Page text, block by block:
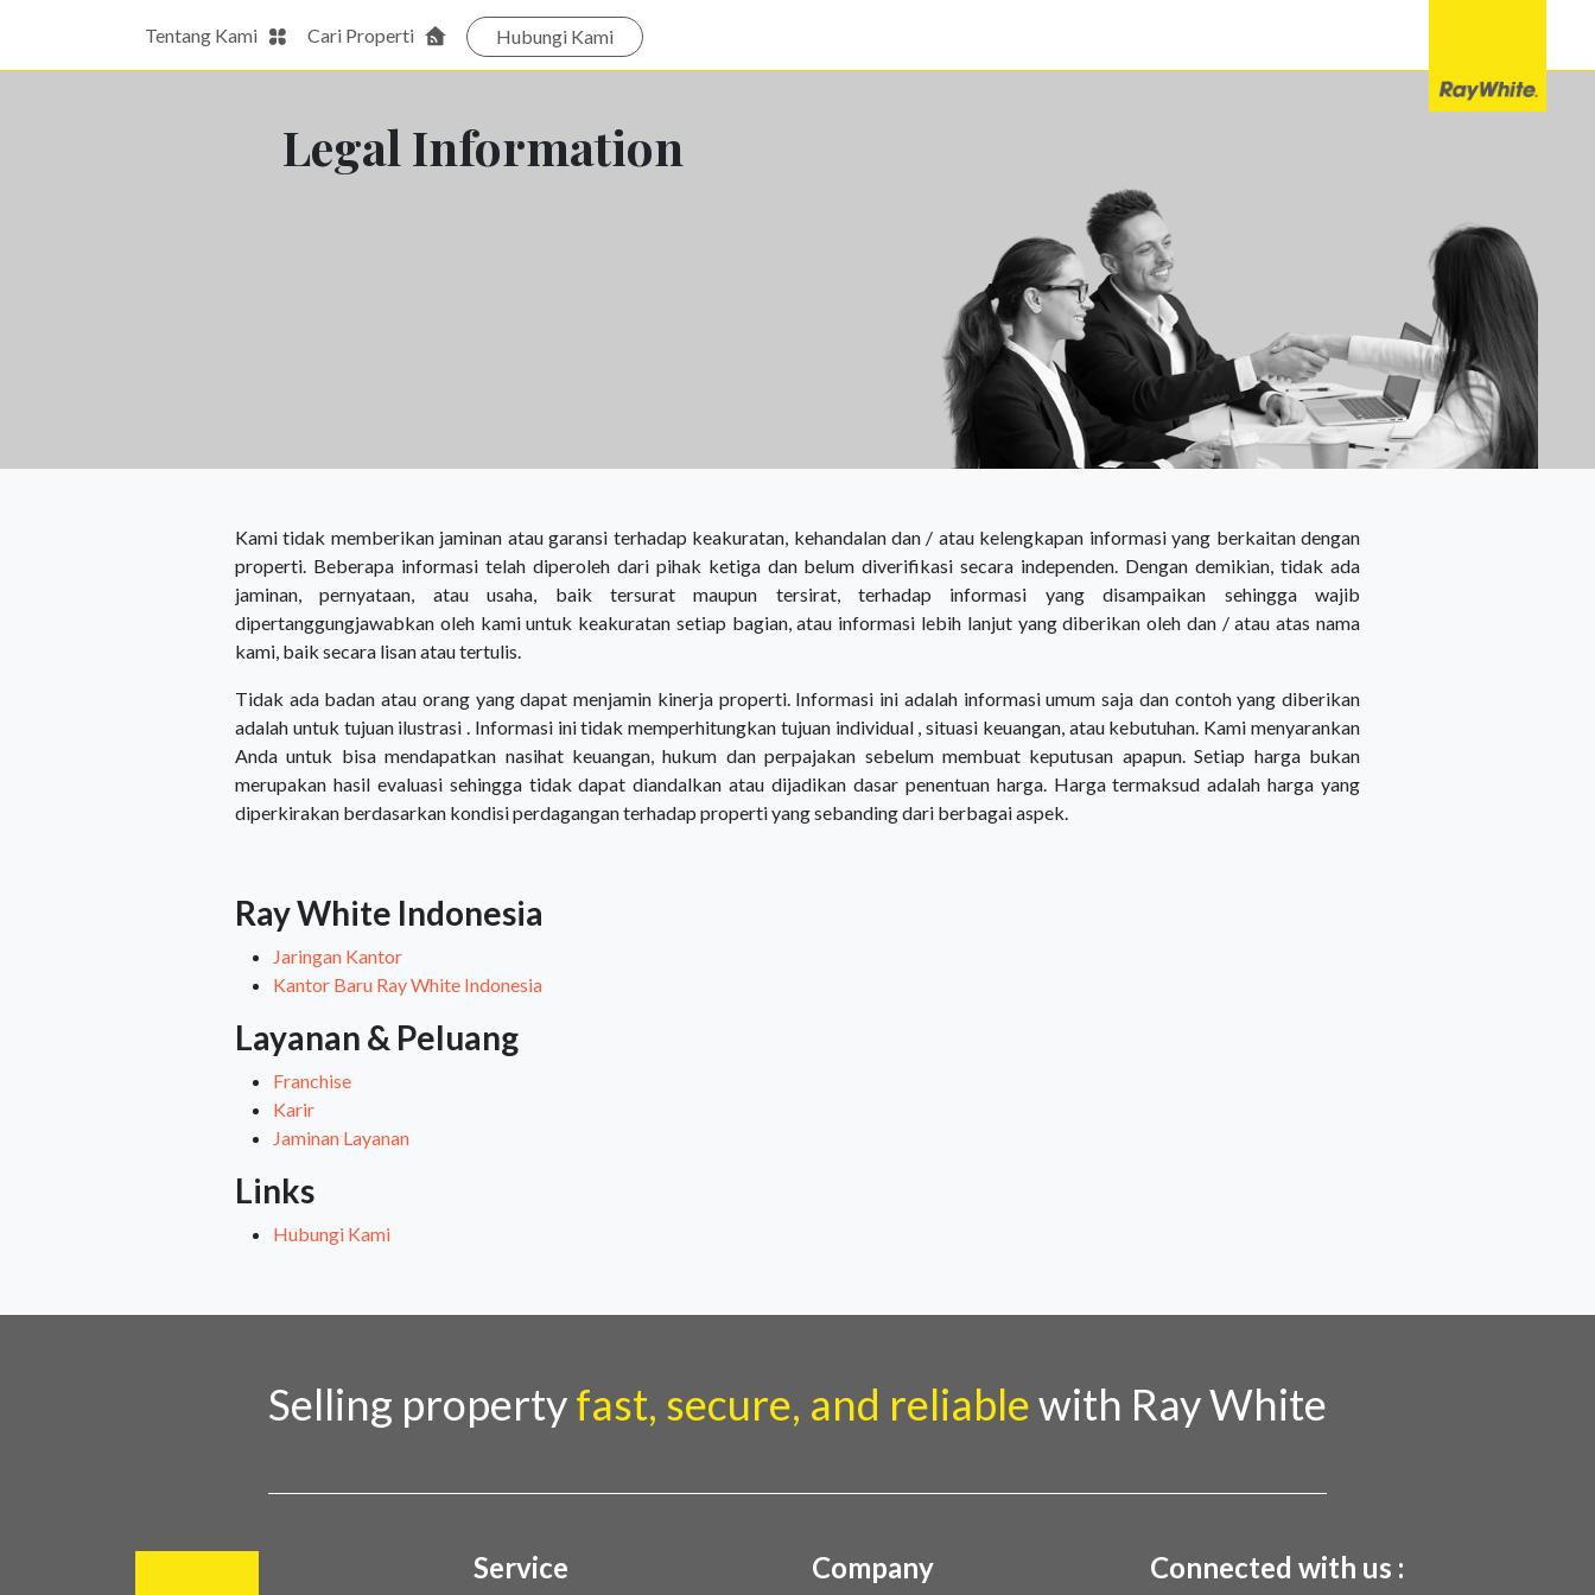
Tentang Kami Cari Properti Hubungi Kami
Legal Information
Kami tidak memberikan jaminan atau garansi terhadap keakuratan, kehandalan dan / atau kelengkapan informasi yang berkaitan dengan
properti. Beberapa informasi telah diperoleh dari pihak ketiga dan belum diverifikasi secara independen. Dengan demikian, tidak ada
jaminan, pernyataan, atau usaha, baik tersurat maupun tersirat, terhadap informasi yang disampaikan sehingga wajib
dipertanggungjawabkan oleh kami untuk keakuratan setiap bagian, atau informasi lebih lanjut yang diberikan oleh dan / atau atas nama
kami, baik secara lisan atau tertulis.
Tidak ada badan atau orang yang dapat menjamin kinerja properti. Informasi ini adalah informasi umum saja dan contoh yang diberikan
adalah untuk tujuan ilustrasi . Informasi ini tidak memperhitungkan tujuan individual , situasi keuangan, atau kebutuhan. Kami menyarankan
Anda untuk bisa mendapatkan nasihat keuangan, hukum dan perpajakan sebelum membuat keputusan apapun. Setiap harga bukan
merupakan hasil evaluasi sehingga tidak dapat diandalkan atau dijadikan dasar penentuan harga. Harga termaksud adalah harga yang
diperkirakan berdasarkan kondisi perdagangan terhadap properti yang sebanding dari berbagai aspek.
Ray White Indonesia
Jaringan Kantor
Kantor Baru Ray White Indonesia
Layanan & Peluang
Franchise
Karir
Jaminan Layanan
Links
Hubungi Kami
Selling propertyfast, secure, and reliablewith Ray White
Service Company Connected with us :